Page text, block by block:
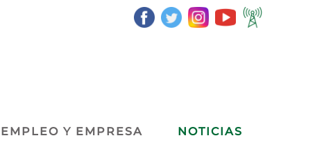
EMPLEO Y EMPRESA NOTICIAS